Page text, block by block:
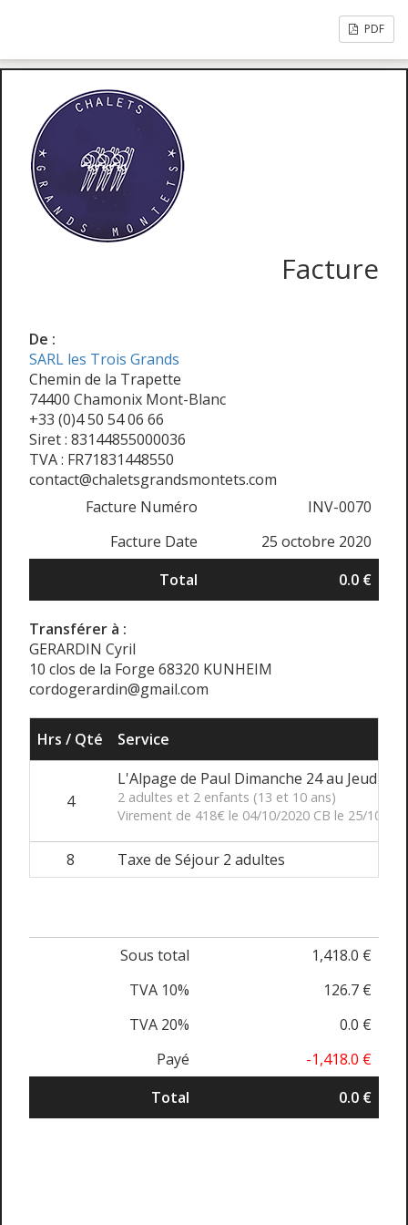
PDF
Facture
De :
SARL les Trois Grands
Chemin de la Trapette
74400 Chamonix Mont-Blanc
+33 (0)4 50 54 06 66
Siret : 83144855000036
TVA : FR71831448550
contact@chaletsgrandsmontets.com
Facture Numéro
INV-0070
Facture Date
25 octobre 2020
Total
0.0 €
Transférer à :
GERARDIN Cyril
10 clos de la Forge 68320 KUNHEIM
cordogerardin@gmail.com
Hrs / Qté Service
4
L'Alpage de Paul Dimanche 24 au Jeudi
2 adultes et 2 enfants (13 et 10 ans)
Virement de 418€ le 04/10/2020 CB le 25/10/20
8 Taxe de Séjour 2 adultes
Sous total
1,418.0 €
TVA 10%
126.7 €
TVA 20%
0.0 €
Payé
-1,418.0 €
Total
0.0 €